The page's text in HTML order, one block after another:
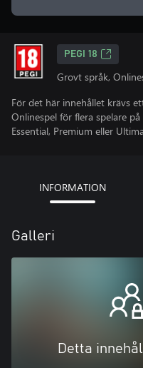
PEGI 18
Grovt språk,
För det här innehållet krävs
Onlinespel för flera spelare
Essential, Premium eller
INFORMATION
Galleri
Detta